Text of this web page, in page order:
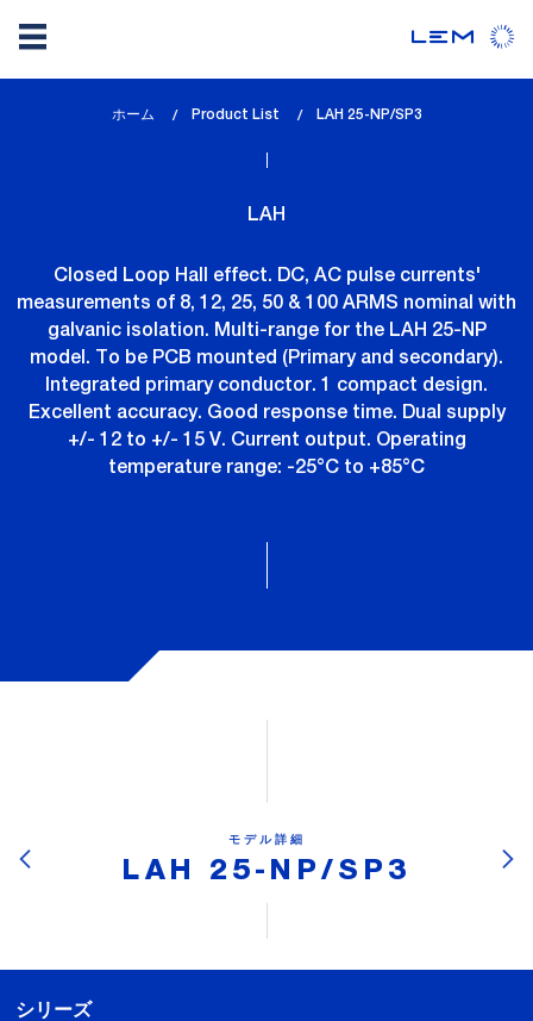
ツ
ホーム Product List
lem_current_page
LAH 25-NP/SP3
LAH
Closed Loop Hall effect. DC, AC pulse currents'
measurements of 8, 12, 25, 50 & 100 ARMS nominal with
galvanic isolation. Multi-range for the LAH 25-NP
model. To be PCB mounted (Primary and secondary).
Integrated primary conductor. 1 compact design.
Excellent accuracy. Good response time. Dual supply
+/- 12 to +/- 15 V. Current output. Operating
temperature range: -25°C to +85°C
モデル詳細
LAH 25-NP/SP3
シリーズ